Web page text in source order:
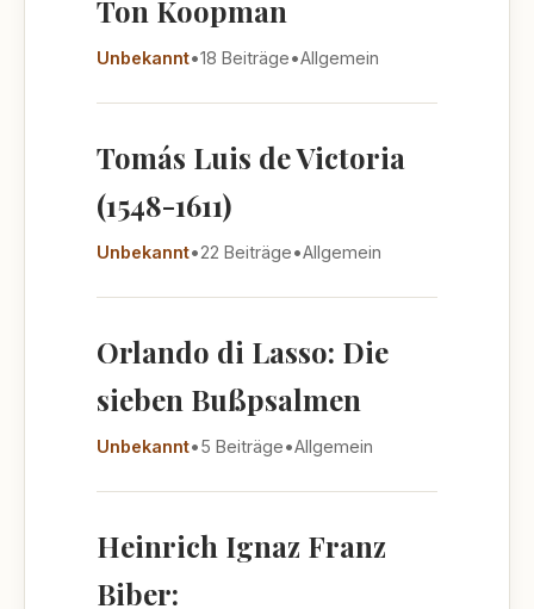
Ton Koopman
Unbekannt•18 Beiträge•Allgemein
Tomás Luis de Victoria
(1548-1611)
Unbekannt•22 Beiträge•Allgemein
Orlando di Lasso: Die
sieben Bußpsalmen
Unbekannt•5 Beiträge•Allgemein
Heinrich Ignaz Franz
Biber: